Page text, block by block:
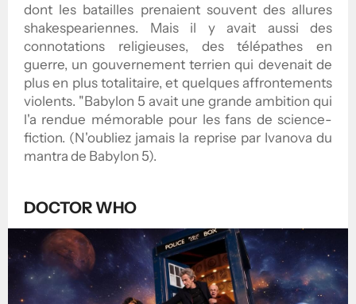
dont les batailles prenaient souvent des allures
shakespeariennes. Mais il y avait aussi des
connotations religieuses, des télépathes en
guerre, un gouvernement terrien qui devenait de
plus en plus totalitaire, et quelques affrontements
violents. "Babylon 5 avait une grande ambition qui
l'a rendue mémorable pour les fans de science-
fiction. (N'oubliez jamais la reprise par Ivanova du
mantra de Babylon 5).
DOCTOR WHO